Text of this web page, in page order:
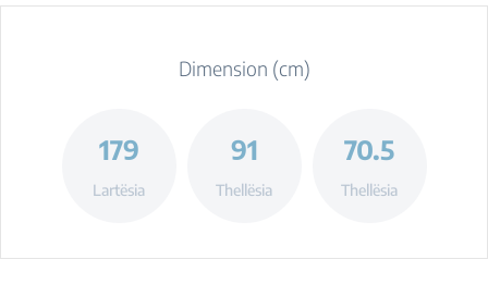
Dimension (cm)
179
Lartësia
91
Thellësia
70.5
Thellësia